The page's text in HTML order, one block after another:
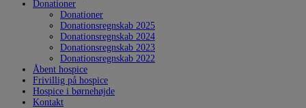
Donationer
Donationer
Donationsregnskab 2025
Donationsregnskab 2024
Donationsregnskab 2023
Donationsregnskab 2022
Åbent hospice
Frivillig på hospice
Hospice i børnehøjde
Kontakt